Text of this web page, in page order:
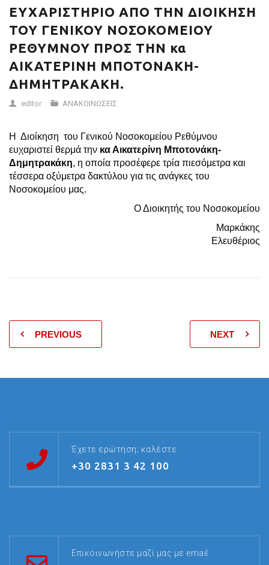
ΕΥΧΑΡΙΣΤΗΡΙΟ ΑΠΟ ΤΗΝ ΔΙΟΙΚΗΣΗ
ΤΟΥ ΓΕΝΙΚΟΥ ΝΟΣΟΚΟΜΕΙΟΥ
ΡΕΘΥΜΝΟΥ ΠΡΟΣ ΤΗΝ κα
ΑΙΚΑΤΕΡΙΝΗ ΜΠΟΤΟΝΑΚΗ-
ΔΗΜΗΤΡΑΚΑΚΗ.
editor ΑΝΑΚΟΙΝΩΣΕΙΣ
Η Διοίκηση του Γενικού Νοσοκομείου Ρεθύμνου
ευχαριστεί θερμά την κα Αικατερίνη Μποτονάκη-
Δημητρακάκη, η οποία προσέφερε τρία πιεσόμετρα και
τέσσερα οξύμετρα δακτύλου για τις ανάγκες του
Νοσοκομείου μας.
Ο Διοικητής του Νοσοκομείου
Μαρκάκης
Ελευθέριος
PREVIOUS NEXT
Έχετε ερώτηση; καλέστε
+30 2831 3 42 100
Επικοινωνήστε μαζί μας με email